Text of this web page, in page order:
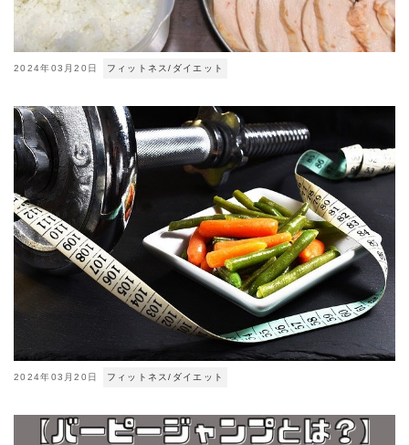
2024年03月20日 フィットネス/ダイエット
2024年03月20日 フィットネス/ダイエット